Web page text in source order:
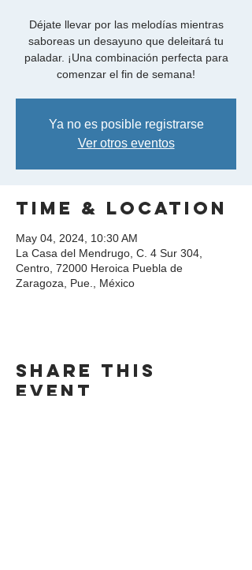
Déjate llevar por las melodías mientras
saboreas un desayuno que deleitará tu
paladar. ¡Una combinación perfecta para
comenzar el fin de semana!
Ya no es posible registrarse
Ver otros eventos
Time & Location
May 04, 2024, 10:30 AM
La Casa del Mendrugo, C. 4 Sur 304,
Centro, 72000 Heroica Puebla de
Zaragoza, Pue., México
Share this
event